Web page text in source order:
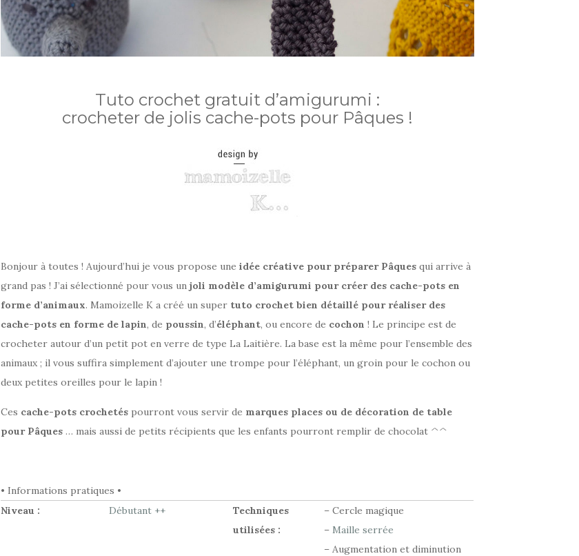
Tuto crochet gratuit d’amigurumi :
crocheter de jolis cache-pots pour Pâques !
Bonjour à toutes ! Aujourd’hui je vous propose uneidée créative pour préparer Pâques qui arrive à
grand pas ! J’ai sélectionné pour vous unjoli modèle d’amigurumi pour créer des cache-pots en
forme d’animaux. Mamoizelle K a créé un super tuto crochet bien détaillé pour réaliser des
cache-pots en forme de lapin, de poussin, d’éléphant, ou encore de cochon ! Le principe est de
crocheter autour d’un petit pot en verre de type La Laitière. La base est la même pour l’ensemble des
animaux ; il vous suffira simplement d’ajouter une trompe pour l’éléphant, un groin pour le cochon ou
deux petites oreilles pour le lapin !
Ces cache-pots crochetés pourront vous servir de marques places ou de décoration de table
pour Pâques … mais aussi de petits récipients que les enfants pourront remplir de chocolat ^^
• Informations pratiques •
Niveau :
Débutant ++
Techniques
utilisées :
– Cercle magique
–Maille serrée
– Augmentation et diminution